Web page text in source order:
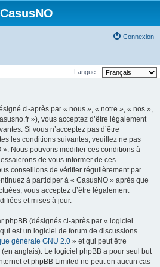
CasusNO
Connexion
Langue :
ci-après par « nous », « notre », « nos »,
»), vous acceptez d’être légalement
Si vous n’acceptez pas d’être
les conditions suivantes, veuillez ne pas
Nous pouvons modifier ces conditions à
de vous informer de ces
conseillons de vérifier régulièrement par
à participer à « CasusNO » après que
vous acceptez d’être légalement
et mises à jour.
phpBB (désignés ci-après par « logiciel
est un logiciel de forum de discussions
générale GNU 2.0 » et qui peut être
(en anglais). Le logiciel phpBB a pour seul but
et phpBB Limited ne peut en aucun cas